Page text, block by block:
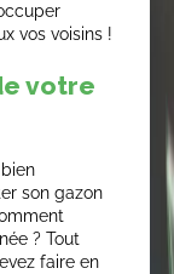
vos voisins !
votre
son gazon
? Tout
faire en